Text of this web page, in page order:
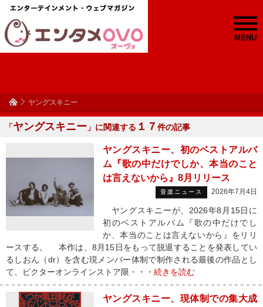
MENU
ヤングスキニー
「ヤングスキニー 」に関連する １７ 件の記事
ヤングスキニー、初のベストアルバ
ム『歌の中だけでしか、本当のこと
は言えないから』8月リリース
音楽ニュース 2026年7月4日
ヤングスキニーが、2026年8月15日に
初のベストアルバム『歌の中だけでし
か、本当のことは言えないから』をリリ
ースする。 本作は、8月15日をもって脱退することを発表してい
るしおん（dr）を含む現メンバー体制で制作される最後の作品とし
て、ビクターオンラインストア限・・・ 続きを読む
ヤングスキニー、現体制での集大成